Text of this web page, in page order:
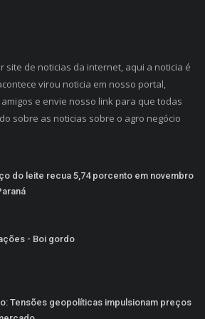
site de noticias da internet, aqui a noticia é
virou noticia em nosso portal,
e envie nosso link para que todas
sobre as noticias sobre o agro negócio
do leite recua 5,74 porcento em novembro
- Boi gordo
Tensões geopolíticas impulsionam preços